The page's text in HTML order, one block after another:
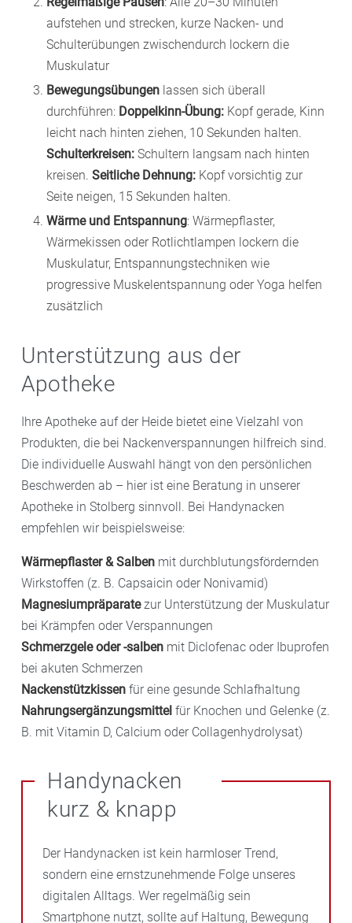
aufstehen und strecken, kurze Nacken- und
Schulterübungen zwischendurch lockern die
Muskulatur
Bewegungsübungen lassen sich überall
durchführen: Doppelkinn-Übung: Kopf gerade, Kinn
leicht nach hinten ziehen, 10 Sekunden halten.
Schulterkreisen: Schultern langsam nach hinten
kreisen. Seitliche Dehnung: Kopf vorsichtig zur
Seite neigen, 15 Sekunden halten.
Wärme und Entspannung: Wärmepflaster,
Wärmekissen oder Rotlichtlampen lockern die
Muskulatur, Entspannungstechniken wie
progressive Muskelentspannung oder Yoga helfen
zusätzlich
Unterstützung aus der
Apotheke
Ihre Apotheke auf der Heide bietet eine Vielzahl von
Produkten, die bei Nackenverspannungen hilfreich sind.
Die individuelle Auswahl hängt von den persönlichen
Beschwerden ab – hier ist eine Beratung in unserer
Apotheke in Stolberg sinnvoll. Bei Handynacken
empfehlen wir beispielsweise:
Wärmepflaster & Salben mit durchblutungsfördernden
Wirkstoffen (z. B. Capsaicin oder Nonivamid)
Magnesiumpräparatezur Unterstützung der Muskulatur
bei Krämpfen oder Verspannungen
Schmerzgele oder -salben mit Diclofenac oder Ibuprofen
bei akuten Schmerzen
Nackenstützkissen für eine gesunde Schlafhaltung
Nahrungsergänzungsmittel für Knochen und Gelenke (z.
B. mit Vitamin D, Calcium oder Collagenhydrolysat)
Handynacken
kurz & knapp
Der Handynacken ist kein harmloser Trend,
sondern eine ernstzunehmende Folge unseres
digitalen Alltags. Wer regelmäßig sein
Smartphone nutzt, sollte auf Haltung, Bewegung